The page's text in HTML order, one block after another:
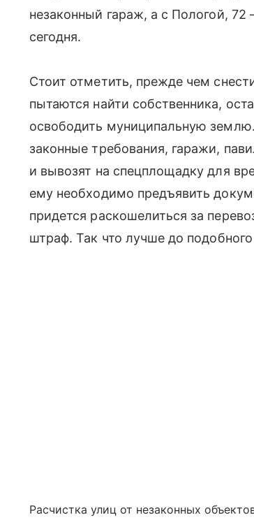
незаконный гараж, а с Пологой,
сегодня.
Стоит отметить, прежде чем
пытаются найти собственника,
освободить муниципальную
законные требования, гаражи,
и вывозят на спецплощадку для
ему необходимо предъявить
придется раскошелиться за
штраф. Так что лучше до
Расчистка улиц от незаконных